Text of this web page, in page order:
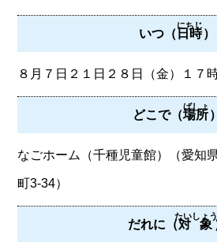
いつ（日時
にちじ
）
８月７日２１日２８日（金）１７
どこで（場所
ばしょ
）
なごホーム（千種児童館）（愛知
町3-34）
だれに（対象
たいしょう